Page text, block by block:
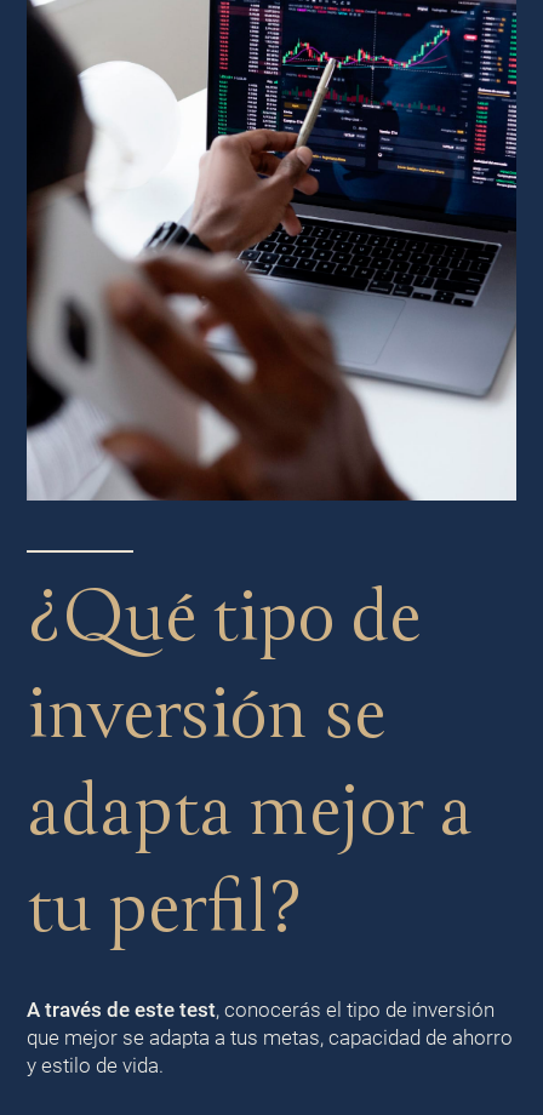
¿Qué tipo de
inversión se
adapta mejor a
tu perfil?
A través de este test, conocerás el tipo de inversión
que mejor se adapta a tus metas, capacidad de ahorro
y estilo de vida.